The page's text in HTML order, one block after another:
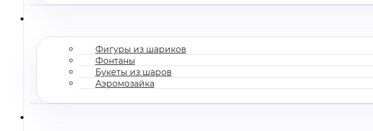
Фигуры из шариков
Фонтаны
Букеты из шаров
Аэромозайка